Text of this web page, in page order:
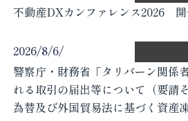
不動産DXカンファレンス2026 開
2026/8/6/
警察庁・財務省「タリバーン関係
れる取引の届出等について（要請
為替及び外国貿易法に基づく資産